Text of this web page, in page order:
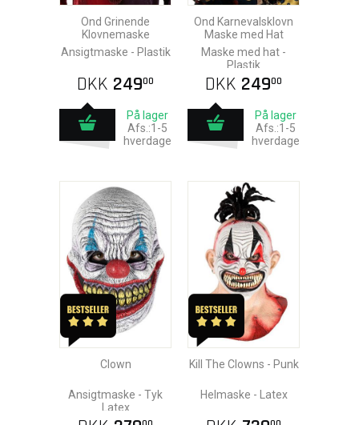
Ond Grinende
Klovnemaske
Ansigtmaske - Plastik
DKK 24900
På lager
Afs.:1-5
hverdage
Ond Karnevalsklovn
Maske med Hat
Maske med hat -
Plastik
DKK 24900
På lager
Afs.:1-5
hverdage
Clown
Ansigtmaske - Tyk
Latex
Kill The Clowns - Punk
Helmaske - Latex